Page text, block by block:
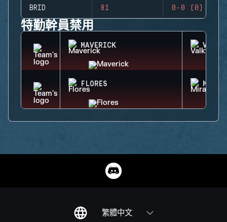
BRID 81 0-0 (0)
特勤幹員禁用
MAVERICK
FLORES MIRA
繁體中文